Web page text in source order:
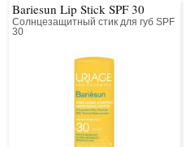
Bariesun Lip Stick SPF 30
Солнцезащитный стик для губ SPF
30